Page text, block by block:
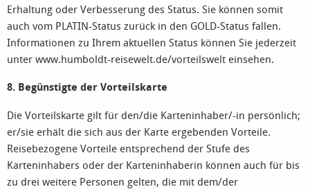
Erhaltung oder Verbesserung des Status. Sie können somit
auch vom PLATIN-Status zurück in den GOLD-Status fallen.
Informationen zu Ihrem aktuellen Status können Sie jederzeit
unter www.humboldt-reisewelt.de/vorteilswelt einsehen.
8. Begünstigte der Vorteilskarte
Die Vorteilskarte gilt für den/die Karteninhaber/-in persönlich;
er/sie erhält die sich aus der Karte ergebenden Vorteile.
Reisebezogene Vorteile entsprechend der Stufe des
Karteninhabers oder der Karteninhaberin können auch für bis
zu drei weitere Personen gelten, die mit dem/der